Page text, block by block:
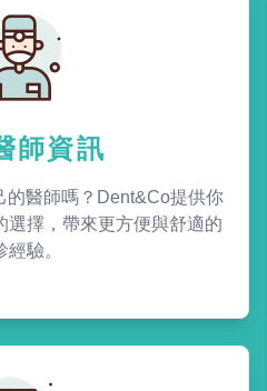
師資訊
的醫師嗎？Dent&Co提供你
選擇，帶來更方便與舒適的
經驗。